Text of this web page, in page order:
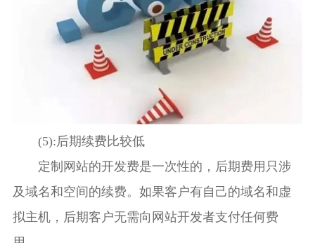
(5):后期续费比较低
定制网站的开发费是一次性的，后期费用只涉
及域名和空间的续费。如果客户有自己的域名和虚
拟主机，后期客户无需向网站开发者支付任何费